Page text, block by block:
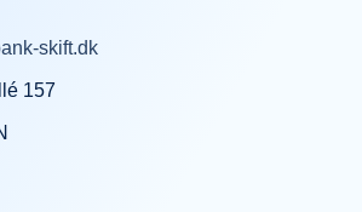
skift.dk
157